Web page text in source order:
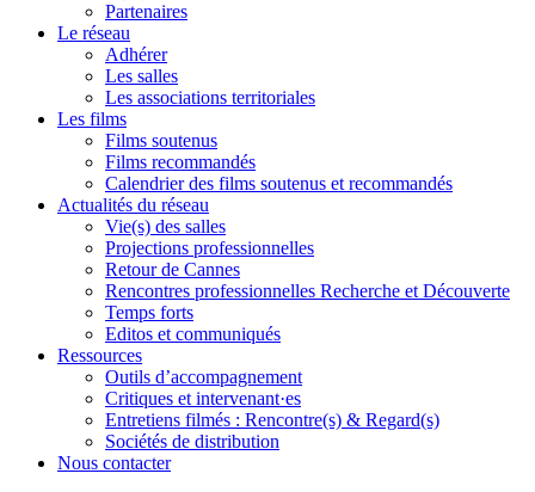
Partenaires
Le réseau
Adhérer
Les salles
Les associations territoriales
Les films
Films soutenus
Films recommandés
Calendrier des films soutenus et recommandés
Actualités du réseau
Vie(s) des salles
Projections professionnelles
Retour de Cannes
Rencontres professionnelles Recherche et Découverte
Temps forts
Editos et communiqués
Ressources
Outils d’accompagnement
Critiques et intervenant·es
Entretiens filmés : Rencontre(s) & Regard(s)
Sociétés de distribution
Nous contacter